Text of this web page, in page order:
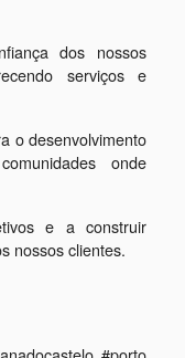
dos nossos
serviços e
o desenvolvimento
onde
e a construir
nossos clientes.